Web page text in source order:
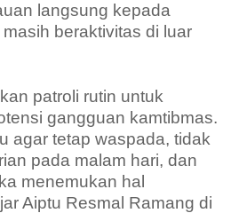
langsung kepada
beraktivitas di luar
patroli rutin untuk
gangguan kamtibmas.
agar tetap waspada, tidak
pada malam hari, dan
menemukan hal
Aiptu Resmal Ramang di